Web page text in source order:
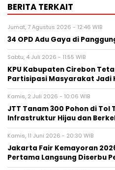
BERITA TERKAIT
Jumat, 7 Agustus 2026 - 12:46 WIB
34 OPD Adu Gaya di
Sabtu, 4 Juli 2026 - 11:55 WIB
KPU Kabupaten Cirebon
Partisipasi Masyarakat Jadi
Kamis, 2 Juli 2026 - 10:06 WIB
JTT Tanam 300 Pohon di Tol
Infrastruktur Hijau dan
Kamis, 11 Juni 2026 - 20:30 WIB
Jakarta Fair Kemayoran
Pertama Langsung Diserbu